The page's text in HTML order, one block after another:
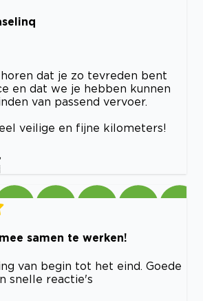
dat je zo tevreden bent
en dat we je hebben kunnen
van passend vervoer.
veilige en fijne kilometers!
samen te werken!
van begin tot het eind. Goede
snelle reactie's